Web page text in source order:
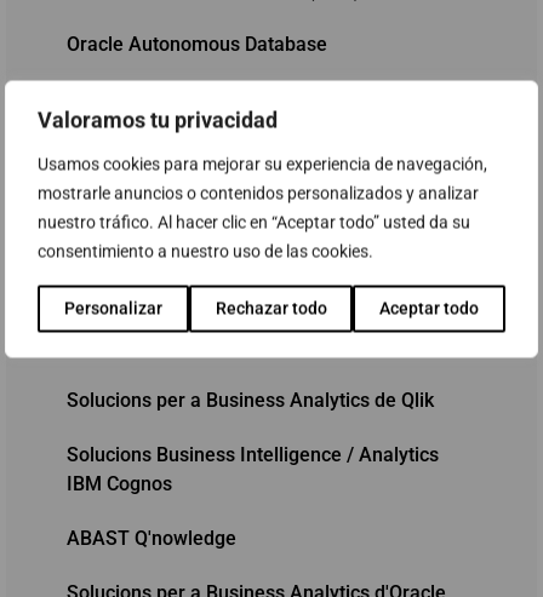
Valoramos tu privacidad
Usamos cookies para mejorar su experiencia de navegación,
mostrarle anuncios o contenidos personalizados y analizar
nuestro tráfico. Al hacer clic en “Aceptar todo” usted da su
consentimiento a nuestro uso de las cookies.
Personalizar Rechazar todo Aceptar todo
Oracle Autonomous Database
Microsoft
ABAST Cost Allocation Framework
ORA-EBS Dashboard
Quadre de comandament comercial
Solucions per a Business Analytics de Qlik
Solucions Business Intelligence / Analytics
IBM Cognos
ABAST Q'nowledge